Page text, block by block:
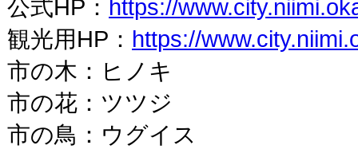
公式HP： https://
観光用HP： https://
市の木：ヒノキ
市の花：ツツジ
市の鳥：ウグイス